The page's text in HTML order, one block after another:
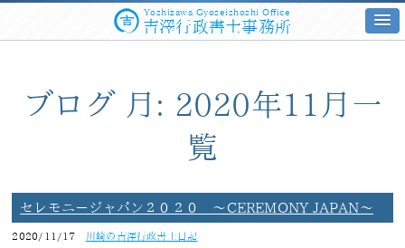
Yoshizawa Gyoseishoshi Office
吉澤行政書士事務所
ブログ 月: 2020年11月 一
覧
セレモニージャパン２０２０ ～CEREMONY JAPAN～
2020/11/17 川崎の吉澤行政書士日記